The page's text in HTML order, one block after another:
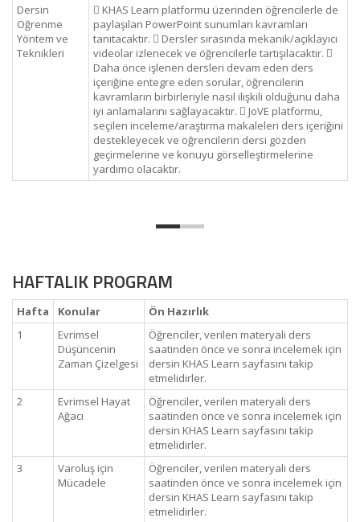
Dersin
Öğrenme
Yöntem ve
Teknikleri
 KHAS Learn platformu üzerinden öğrencilerle de
paylaşılan PowerPoint sunumları kavramları
tanıtacaktır.  Dersler sırasında mekanik/açıklayıcı
videolar izlenecek ve öğrencilerle tartışılacaktır. 
Daha önce işlenen dersleri devam eden ders
içeriğine entegre eden sorular, öğrencilerin
kavramların birbirleriyle nasıl ilişkili olduğunu daha
iyi anlamalarını sağlayacaktır.  JoVE platformu,
seçilen inceleme/araştırma makaleleri ders içeriğini
destekleyecek ve öğrencilerin dersi gözden
geçirmelerine ve konuyu görselleştirmelerine
yardımcı olacaktır.
HAFTALIK PROGRAM
Hafta Konular
Ön Hazırlık
1
Evrimsel
Düşüncenin
Zaman Çizelgesi
Öğrenciler, verilen materyali ders
saatinden önce ve sonra incelemek için
dersin KHAS Learn sayfasını takip
etmelidirler.
2
Evrimsel Hayat
Ağacı
Öğrenciler, verilen materyali ders
saatinden önce ve sonra incelemek için
dersin KHAS Learn sayfasını takip
etmelidirler.
3
Varoluş için
Mücadele
Öğrenciler, verilen materyali ders
saatinden önce ve sonra incelemek için
dersin KHAS Learn sayfasını takip
etmelidirler.